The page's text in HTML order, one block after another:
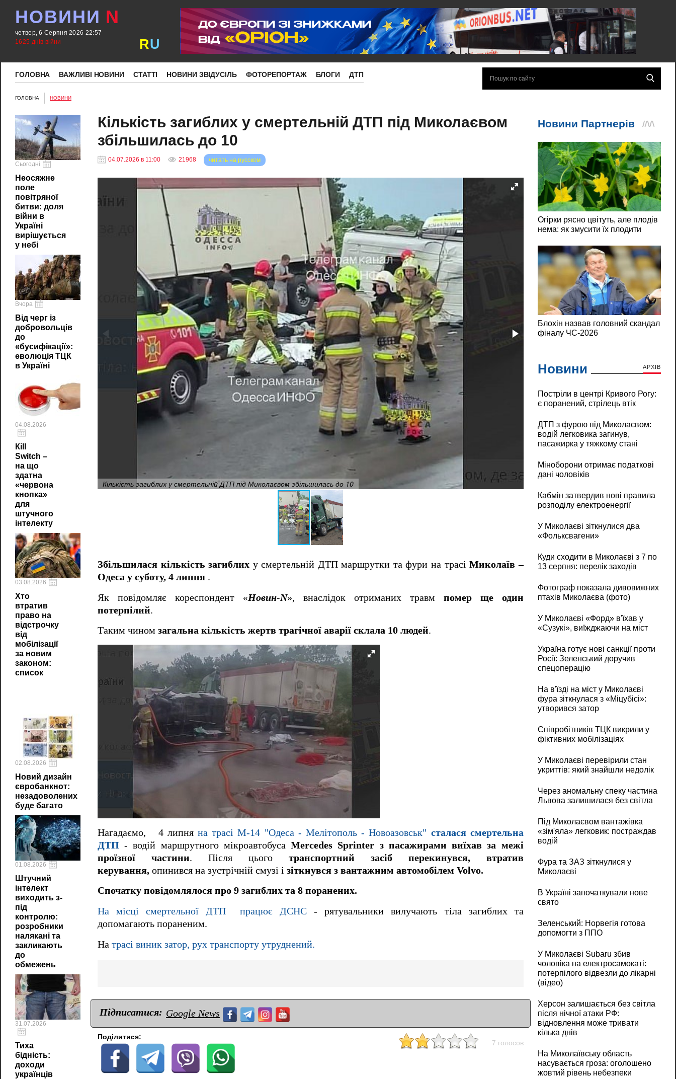
НОВИНИ N
четвер, 6 Серпня 2026 22:57
1625 днів війни
RU
ГОЛОВНА ВАЖЛИВІ НОВИНИ СТАТТІ НОВИНИ ЗВІДУСІЛЬ ФОТОРЕПОРТАЖ БЛОГИ ДТП
ГОЛОВНА НОВИНИ
Сьогодні
Неосяжне
поле
повітряної
битви: доля
війни в
Україні
вирішується
у небі
Вчора
Від черг із
добровольців
до
«бусифікації»:
еволюція ТЦК
в Україні
04.08.2026
Кill
Switch –
на що
здатна
«червона
кнопка»
для
штучного
інтелекту
03.08.2026
Хто
втратив
право на
відстрочку
від
мобілізації
за новим
законом:
список
02.08.2026
Новий дизайн
євробанкнот:
незадоволених
буде багато
01.08.2026
Штучний
інтелект
виходить з-
під
контролю:
розробники
налякані та
закликають
до
обмежень
31.07.2026
Тиха
бідність:
доходи
українців
Кількість загиблих у смертельній ДТП під Миколаєвом
збільшилась до 10
04.07.2026 в 11:00 21968 читать на русском
Кількість загиблих у смертельній ДТП під Миколаєвом збільшилась до 10
Збільшилася кількість загиблих у смертельній ДТП маршрутки та фури на трасіМиколаїв –
Одеса у суботу, 4 липня .
Як повідомляє кореспондент «Новин-N», внаслідок отриманих травм помер ще один
потерпілий.
Таким чином загальна кількість жертв трагічної аварії склала 10 людей.
Нагадаємо, 4 липня на трасі М-14 "Одеса - Мелітополь - Новоазовськ" сталася смертельна
ДТП - водій маршрутного мікроавтобусаMercedes Sprinter з пасажирами виїхав за межі
проїзної частини. Після цього транспортний засіб перекинувся, втратив
керування, опинився на зустрічній смузі і зіткнувся з вантажним автомобілем Volvo.
Спочатку повідомлялося про 9 загиблих та 8 поранених.
На місці смертельної ДТП працює ДСНС - рятувальники вилучають тіла загиблих та
допомагають пораненим.
На трасі виник затор, рух транспорту утруднений.
Підписатися: Google News
Поділитися:
7 голосов
Новини АРХІВ
Постріли в центрі Кривого Рогу:
є поранений, стрілець втік
ДТП з фурою під Миколаєвом:
водій легковика загинув,
пасажирка у тяжкому стані
Міноборони отримає податкові
дані чоловіків
Кабмін затвердив нові правила
розподілу електроенергії
У Миколаєві зіткнулися два
«Фольксвагени»
Куди сходити в Миколаєві з 7 по
13 серпня: перелік заходів
Фотограф показала дивовижних
птахів Миколаєва (фото)
У Миколаєві «Форд» в'їхав у
«Сузукі», виїжджаючи на міст
Україна готує нові санкції проти
Росії: Зеленський доручив
спецоперацію
На в'їзді на міст у Миколаєві
фура зіткнулася з «Міцубісі»:
утворився затор
Співробітників ТЦК викрили у
фіктивних мобілізаціях
У Миколаєві перевірили стан
укриттів: який знайшли недолік
Через аномальну спеку частина
Львова залишилася без світла
Під Миколаєвом вантажівка
«зім'яла» легковик: постраждав
водій
Фура та ЗАЗ зіткнулися у
Миколаєві
В Україні започаткували нове
свято
Зеленський: Норвегія готова
допомогти з ППО
У Миколаєві Subaru збив
чоловіка на електросамокаті:
потерпілого відвезли до лікарні
(відео)
Херсон залишається без світла
після нічної атаки РФ:
відновлення може тривати
кілька днів
На Миколаївську область
насувається гроза: оголошено
жовтий рівень небезпеки